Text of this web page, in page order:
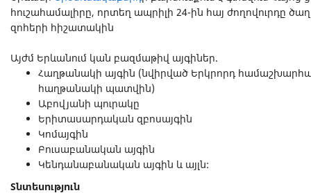
հուշահամալիր‎ը, որտեղ ապրիլի 24-ին հայ ժողովուրդը
զոհերի հիշատակին
Այժմ Երևանում կան բազմաթիվ այգիներ.
Հաղթանակի այգին (նվիրված Երկրորդ
հաղթանակի պատվին)
Աբովյանի պուրակը
Երիտասարդական զբոսայգին
Կոմայգին
Բուսաբանական այգին
Կենդանաբանական այգին և այլն:
Տնտեսություն